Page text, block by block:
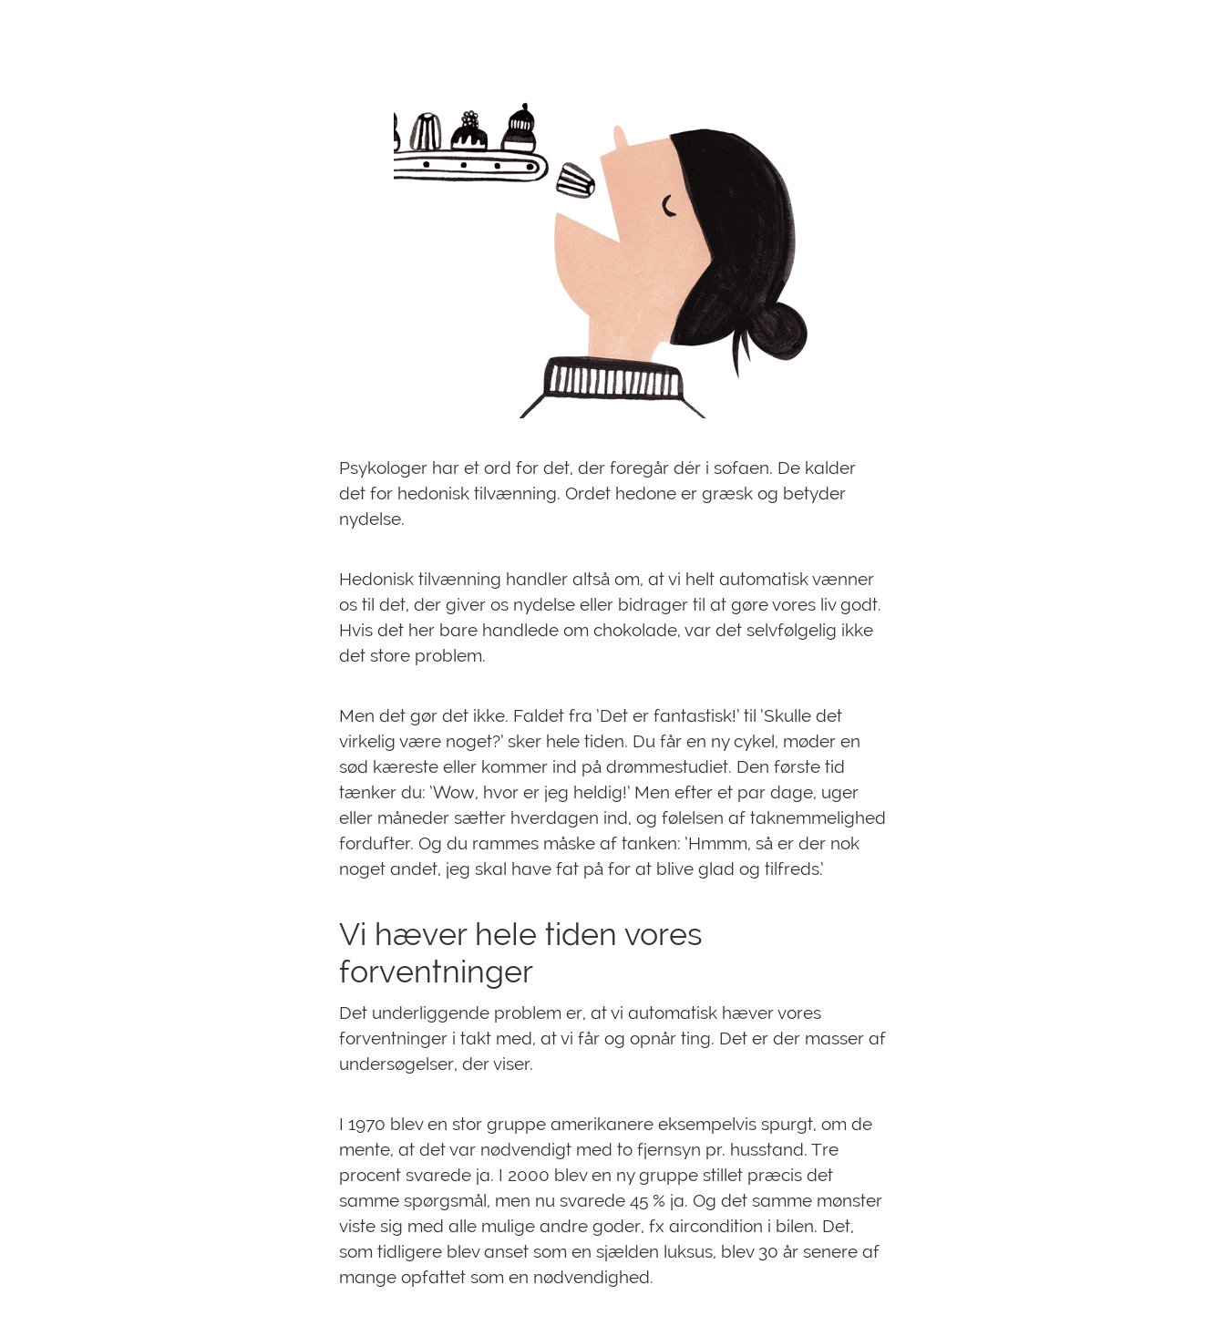
Psykologer har et ord for det, der foregår dér i sofaen. De kalder
det for hedonisk tilvænning. Ordet hedone er græsk og betyder
nydelse.
Hedonisk tilvænning handler altså om, at vi helt automatisk vænner
os til det, der giver os nydelse eller bidrager til at gøre vores liv godt.
Hvis det her bare handlede om chokolade, var det selvfølgelig ikke
det store problem.
Men det gør det ikke. Faldet fra ’Det er fantastisk!’ til ’Skulle det
virkelig være noget?’ sker hele tiden. Du får en ny cykel, møder en
sød kæreste eller kommer ind på drømmestudiet. Den første tid
tænker du: ’Wow, hvor er jeg heldig!’ Men efter et par dage, uger
eller måneder sætter hverdagen ind, og følelsen af taknemmelighed
fordufter. Og du rammes måske af tanken: ’Hmmm, så er der nok
noget andet, jeg skal have fat på for at blive glad og tilfreds.’
Vi hæver hele tiden vores
forventninger
Det underliggende problem er, at vi automatisk hæver vores
forventninger i takt med, at vi får og opnår ting. Det er der masser af
undersøgelser, der viser.
I 1970 blev en stor gruppe amerikanere eksempelvis spurgt, om de
mente, at det var nødvendigt med to fjernsyn pr. husstand. Tre
procent svarede ja. I 2000 blev en ny gruppe stillet præcis det
samme spørgsmål, men nu svarede 45 % ja. Og det samme mønster
viste sig med alle mulige andre goder, fx aircondition i bilen. Det,
som tidligere blev anset som en sjælden luksus, blev 30 år senere af
mange opfattet som en nødvendighed.